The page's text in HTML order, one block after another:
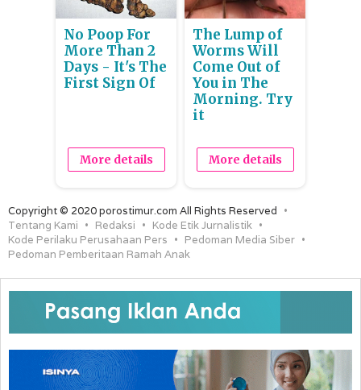
No Poop For
More Than 2
Days - It's The
First Sign Of
More details
The Lump of
Worms Will
Come Out of
You in The
Morning. Try
it
More details
Copyright © 2020 porostimur.com All Rights Reserved
Tentang Kami
Redaksi
Kode Etik Jurnalistik
Kode Perilaku Perusahaan Pers
Pedoman Media Siber
Pedoman Pemberitaan Ramah Anak